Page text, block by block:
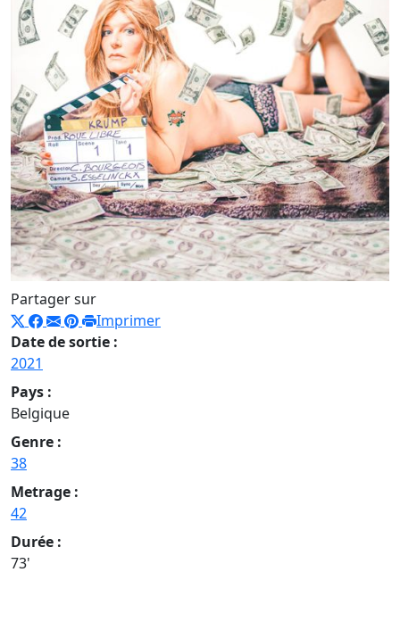
Partager sur
Imprimer
Date de sortie :
2021
Pays :
Belgique
Genre :
38
Metrage :
42
Durée :
73'